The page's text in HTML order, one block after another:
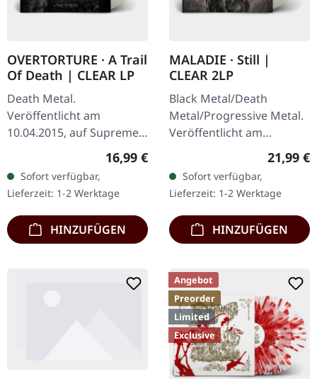
OVERTORTURE · A Trail
Of Death | CLEAR LP
Death Metal.
Veröffentlicht am
10.04.2015, auf Supreme
Transparentes Vinyl mit
Insert. Limitiert auf 100
handnummerierte
Exemplare.…
Regulärer Preis:
16,99 €
Sofort verfügbar,
Lieferzeit: 1-2 Werktage
HINZUFÜGEN
MALADIE · Still |
CLEAR 2LP
Black Metal/Death
Metal/Progressive Metal.
Veröffentlicht am
10.04.2015, auf Supreme
Transparentes Doppel-
Vinyl im schweren…
21,99 €
Sofort verfügbar,
Lieferzeit: 1-2 Werktage
HINZUFÜGEN
Angebot
Preorder
Limited
Exclusive